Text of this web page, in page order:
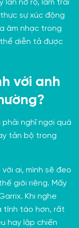
lan nở rộ, làm trái
sự xúc động
âm nhạc trong
diễn tả được
với anh
phải nghĩ ngợi quá
tản bộ trong
ai, mình sẽ đeo
giới riêng. Mấy
Khi nghe
tỉnh táo hơn, rất
hay lập chiến